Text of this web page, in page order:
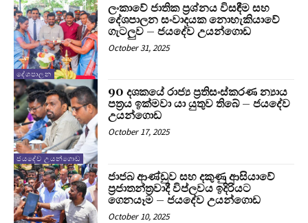
දේශපාලන
ලංකාවේ ජාතික ප්‍රශ්නය විසඳීම සහ
දේශපාලන සංවාදයක නොහැකියාවේ
ගැටලුව – ජයදේව උයන්ගොඩ
October 31, 2025
ජයදේව උයන්ගොඩ
90 දශකයේ රාජ්‍ය ප්‍රතිසංස්කරණ න්‍යාය
පත්‍රය ඉක්මවා යා යුතුව තිබේ – ජයදේව
උයන්ගොඩ
October 17, 2025
ජාජබ ආණ්ඩුව සහ දකුණු ආසියාවේ
ප්‍රජාතන්ත්‍රවාදී විප්ලවය ඉදිරියට
ගෙනයෑම – ජයදේව උයන්ගොඩ
October 10, 2025